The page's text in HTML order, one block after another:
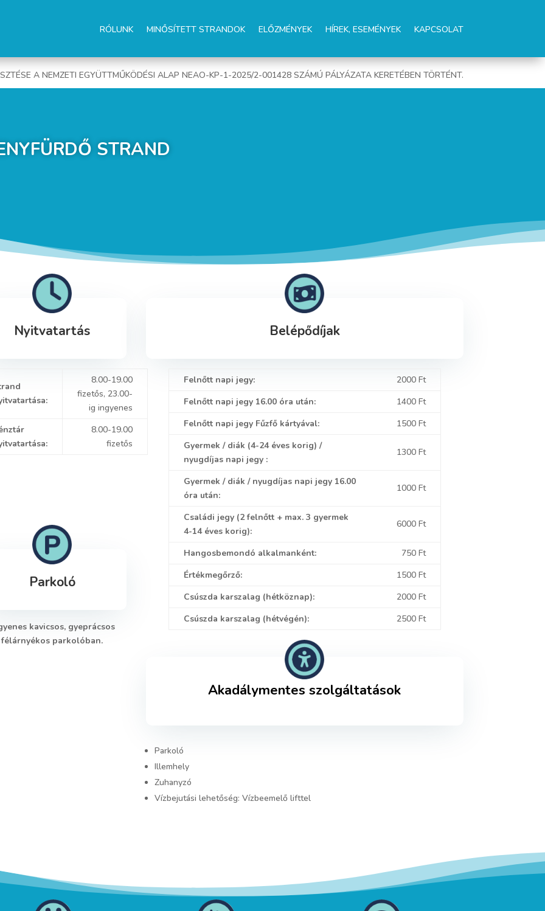
RÓLUNK MINŐSÍTETT STRANDOK ELŐZMÉNYEK HÍREK, ESEMÉNYEK KAPCSOLAT
A NEMZETI EGYÜTTMŰKÖDÉSI ALAP NEAO-KP-1-2025/2-001428 SZÁMÚ PÁLYÁZATA KERETÉBEN TÖRTÉNT.
STRAND
Nyitvatartás
8.00-19.00
fizetős, 23.00-
ig ingyenes
8.00-19.00
fizetős
Parkoló
kavicsos, gyeprácsos
félárnyékos parkolóban.
Belépődíjak
Felnőtt napi jegy:
2000 Ft
Felnőtt napi jegy 16.00 óra után:
1400 Ft
Felnőtt napi jegy Fűzfő kártyával:
1500 Ft
Gyermek / diák (4-24 éves korig) /
nyugdíjas napi jegy :
1300 Ft
Gyermek / diák / nyugdíjas napi jegy 16.00
óra után:
1000 Ft
Családi jegy (2 felnőtt + max. 3 gyermek
4-14 éves korig):
6000 Ft
Hangosbemondó alkalmanként:
750 Ft
Értékmegőrző:
1500 Ft
Csúszda karszalag (hétköznap):
2000 Ft
Csúszda karszalag (hétvégén):
2500 Ft
Akadálymentes szolgáltatások
Parkoló
Illemhely
Zuhanyzó
Vízbejutási lehetőség: Vízbeemelő lifttel